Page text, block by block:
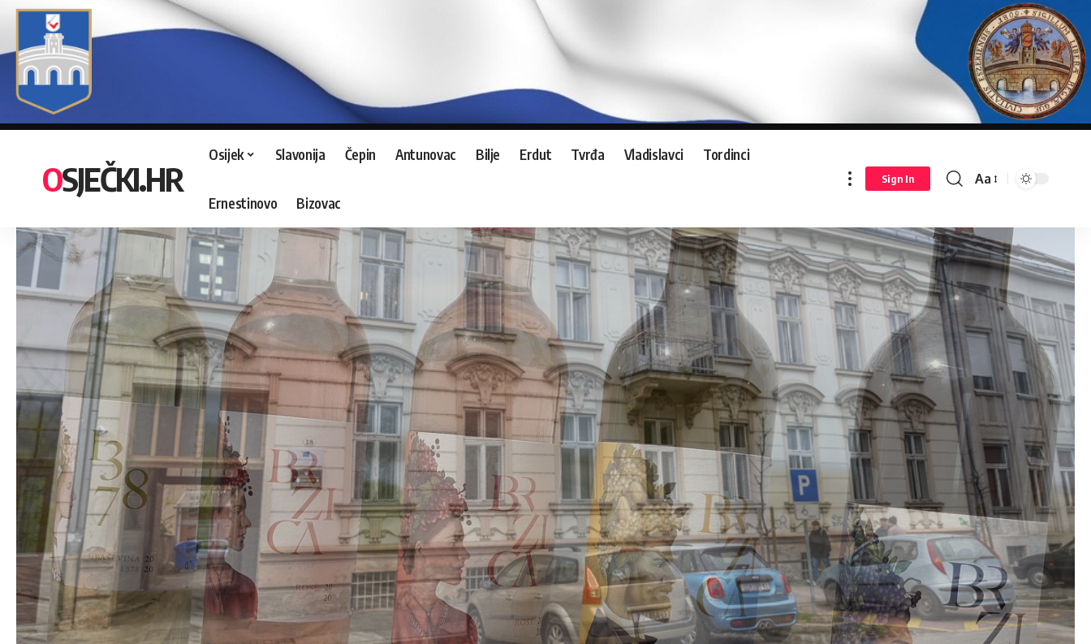
OSJEČKI.HR
Osijek Slavonija Čepin Antunovac Bilje Erdut Tvrđa Vladislavci Tordinci
Ernestinovo Bizovac
Sign In Aa